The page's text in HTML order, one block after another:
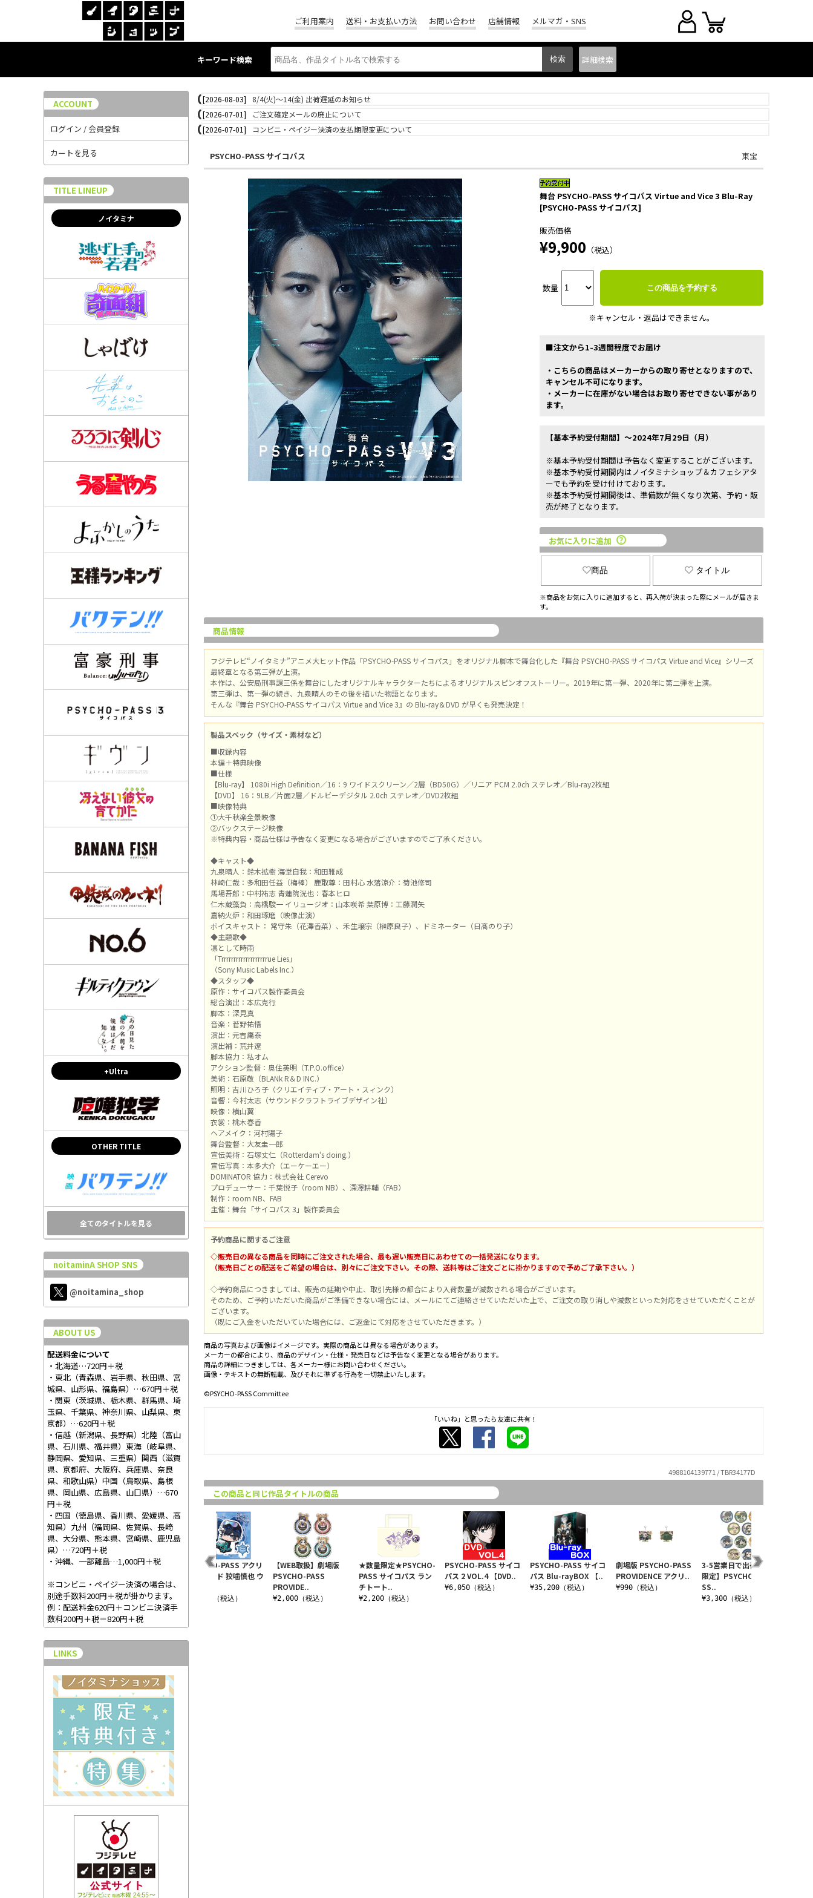
ご利用案内 送料・お支払い方法 お問い合わせ 店舗情報 メルマガ・SNS
キーワード検索 詳細検索
ACCOUNT
ログイン / 会員登録
カートを見る
TITLE LINEUP
ノイタミナ
+Ultra
OTHER TITLE
全てのタイトルを見る
noitaminA SHOP SNS
@noitamina_shop
ABOUT US
配送料金について
・北海道…720円＋税
・東北（青森県、岩手県、秋田県、宮
城県、山形県、福島県）…670円＋税
・関東（茨城県、栃木県、群馬県、埼
玉県、千葉県、神奈川県、山梨県、東
京都）…620円＋税
・信越（新潟県、長野県）北陸（富山
県、石川県、福井県）東海（岐阜県、
静岡県、愛知県、三重県）関西（滋賀
県、京都府、大阪府、兵庫県、奈良
県、和歌山県）中国（鳥取県、島根
県、岡山県、広島県、山口県）…670
円＋税
・四国（徳島県、香川県、愛媛県、高
知県）九州（福岡県、佐賀県、長崎
県、大分県、熊本県、宮崎県、鹿児島
県）…720円＋税
・沖縄、一部離島…1,000円＋税
※コンビニ・ペイジー決済の場合は、
別途手数料200円＋税が掛かります。
例：配送料金620円＋コンビニ決済手
数料200円＋税＝820円＋税
LINKS
[2026-08-03]
8/4(火)～14(金) 出荷遅延のお知らせ
[2026-07-01]
ご注文確定メールの廃止について
[2026-07-01]
コンビニ・ペイジー決済の支払期限変更について
PSYCHO-PASS サイコパス 東宝
舞台 PSYCHO-PASS サイコパス Virtue and Vice 3 Blu-Ray
[PSYCHO-PASS サイコパス]
販売価格
¥9,900 （税込）
数量 この商品を予約する
※キャンセル・返品はできません。
■注文から1-3週間程度でお届け
・こちらの商品はメーカーからの取り寄せとなりますので、
キャンセル不可になります。
・メーカーに在庫がない場合はお取り寄せできない事があり
ます。
【基本予約受付期間】～2024年7月29日（月）
※基本予約受付期間は予告なく変更することがございます。
※基本予約受付期間内はノイタミナショップ＆カフェシアタ
ーでも予約を受け付けております。
※基本予約受付期間後は、準備数が無くなり次第、予約・販
売が終了となります。
お気に入りに追加
商品 タイトル
※商品をお気に入りに追加すると、再入荷が決まった際にメールが届きま
す。
商品情報
フジテレビ“ノイタミナ”アニメ大ヒット作品「PSYCHO-PASS サイコパス」をオリジナル脚本で舞台化した『舞台 PSYCHO-PASS サイコパス Virtue and Vice』シリーズ
最終章となる第三弾が上演。
本作は、公安局刑事課三係を舞台にしたオリジナルキャラクターたちによるオリジナルスピンオフストーリー。2019年に第一弾、2020年に第二弾を上演。
第三弾は、第一弾の続き、九泉晴人のその後を描いた物語となります。
そんな『舞台 PSYCHO-PASS サイコパス Virtue and Vice 3』の Blu-ray＆DVD が早くも発売決定！
製品スペック（サイズ・素材など）
■収録内容
本編＋特典映像
■仕様
【Blu-ray】 1080i High Definition／16：9 ワイドスクリーン／2層（BD50G）／リニア PCM 2.0ch ステレオ／Blu-ray2枚組
【DVD】 16：9LB／片面2層／ドルビーデジタル 2.0ch ステレオ／DVD2枚組
■映像特典
①大千秋楽全景映像
②バックステージ映像
※特典内容・商品仕様は予告なく変更になる場合がございますのでご了承ください。
◆キャスト◆
九泉晴人：鈴木拡樹 海堂自我：和田雅成
林崎仁哉：多和田任益（梅棒） 鹿取尊：田村心 水落涼介：菊池修司
馬場吾郎：中村祐志 青蓮院洸也：春本ヒロ
仁木蔵藻負：高橋駿一 イリュージオ：山本咲希 葉原博：工藤潤矢
嘉納火炉：和田琢磨（映像出演）
ボイスキャスト： 常守朱（花澤香菜）、禾生壌宗（榊原良子）、ドミネーター（日髙のり子）
◆主題歌◆
凛として時雨
「Trrrrrrrrrrrrrrrrrrrue Lies」
（Sony Music Labels Inc.）
◆スタッフ◆
原作：サイコパス製作委員会
総合演出：本広克行
脚本：深見真
音楽：菅野祐悟
演出：元吉庸泰
演出補：荒井遼
脚本協力：私オム
アクション監督：奥住英明（T.P.O.office）
美術：石原敬（BLANk R＆D INC.）
照明：吉川ひろ子（クリエイティブ・アート・スィンク）
音響：今村太志（サウンドクラフトライブデザイン社）
映像：横山翼
衣裳：桃木春香
ヘアメイク：河村陽子
舞台監督：大友圭一郎
宣伝美術：石塚丈仁（Rotterdam‘s doing.）
宣伝写真：本多大介（エーケーエー）
DOMINATOR 協力：株式会社 Cerevo
プロデューサー：千葉悦子（room NB）、深澤耕輔（FAB）
制作：room NB、FAB
主催：舞台「サイコパス 3」製作委員会
予約商品に関するご注意
◇販売日の異なる商品を同時にご注文された場合、最も遅い販売日にあわせての一括発送になります。
（販売日ごとの配送をご希望の場合は、別々にご注文下さい。その際、送料等はご注文ごとに掛かりますので予めご了承下さい。）
◇予約商品につきましては、販売の延期や中止、取引先様の都合により入荷数量が減数される場合がございます。
そのため、ご予約いただいた商品がご準備できない場合には、メールにてご連絡させていただいた上で、ご注文の取り消しや減数といった対応をさせていただくことが
ございます。
（既にご入金をいただいていた場合には、ご返金にて対応をさせていただきます。）
商品の写真および画像はイメージです。実際の商品とは異なる場合があります。
メーカーの都合により、商品のデザイン・仕様・発売日などは予告なく変更となる場合があります。
商品の詳細につきましては、各メーカー様にお問い合わせください。
画像・テキストの無断転載、及びそれに準ずる行為を一切禁止いたします。
©PSYCHO-PASS Committee
「いいね」と思ったら友達に共有！
4988104139771 / TBR34177D
この商品と同じ作品タイトルの商品
PSYCHO-PASS サイコ
パス 2 VOL.4 【DVD..
¥6,050（税込）
PSYCHO-PASS サイコ
パス Blu-rayBOX 【..
¥35,200（税込）
劇場版 PSYCHO-PASS
PROVIDENCE アクリ..
¥990（税込）
3-5営業日で出荷【WEB
限定】PSYCHO-PASS
SS..
¥3,300（税込）
舞台 PSYCHO-PASS サ
¥8,800（税込）
劇場版 PSYCHO-PASS
¥550（税込）
PSYCHO-PASS アクリ
ルスタンド 狡噛慎也 ウ
¥1,430（税込）
【WEB取扱】劇場版
PSYCHO-PASS
PROVIDE..
¥2,000（税込）
★数量限定★PSYCHO-
PASS サイコパス ラン
チトート..
¥2,200（税込）